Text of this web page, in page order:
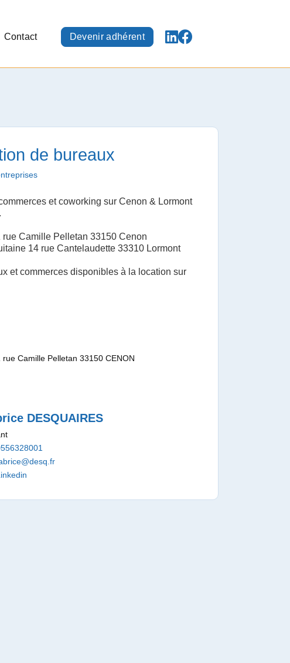
Contact Devenir adhérent
de bureaux
et coworking sur Cenon & Lormont
rue Camille Pelletan 33150 Cenon
14 rue Cantelaudette 33310 Lormont
et commerces disponibles à la location sur
Camille Pelletan 33150 CENON
DESQUAIRES